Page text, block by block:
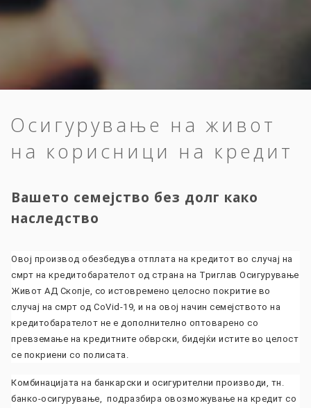
Осигурување на живот
на корисници на кредит
Вашето семејство без долг како
наследство
Овој производ обезбедува отплата на кредитот во случај на
смрт на кредитобарателот од страна на Триглав Осигурување
Живот АД Скопје, со истовремено целосно покритие во
случај на смрт од CoVid-19, и на овој начин семејството на
кредитобарателот не е дополнително оптоваренo со
превземање на кредитните обврски, бидејќи истите во целост
се покриени со полисата.
Комбинацијата на банкарски и осигурителни производи, тн.
банко-осигурување, подразбира овозможување на кредит со